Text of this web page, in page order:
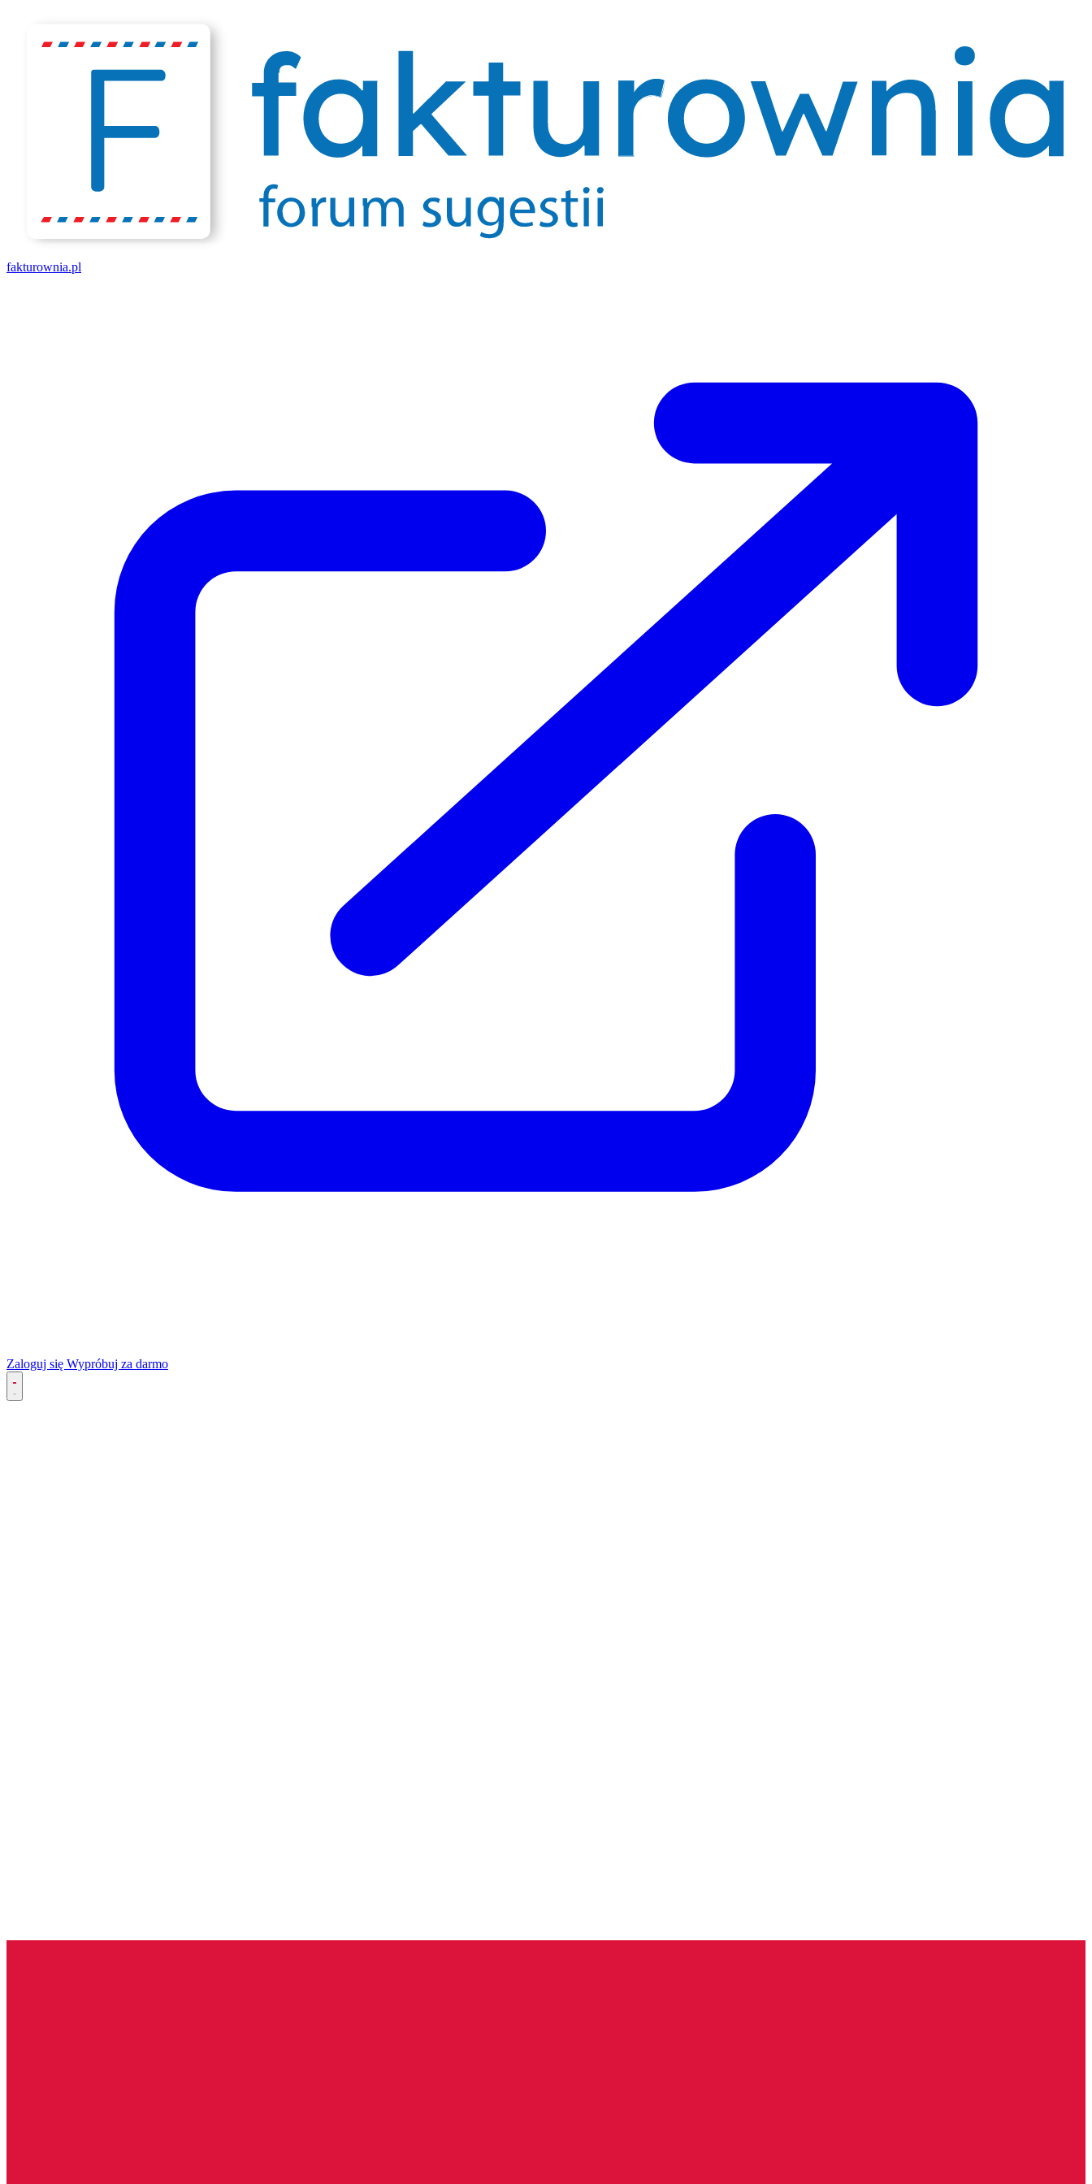
fakturownia.pl
Zaloguj się Wypróbuj za darmo